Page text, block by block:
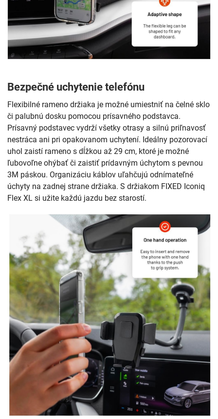
Bezpečné uchytenie telefónu
Flexibilné rameno držiaka je možné umiestniť na čelné sklo
či palubnú dosku pomocou prísavného podstavca.
Prísavný podstavec vydrží všetky otrasy a silnú priľnavosť
nestráca ani pri opakovanom uchytení. Ideálny pozorovací
uhol zaistí rameno s dĺžkou až 29 cm, ktoré je možné
ľubovoľne ohýbať či zaistiť prídavným úchytom s pevnou
3M páskou. Organizáciu káblov uľahčujú odnímateľné
úchyty na zadnej strane držiaka. S držiakom FIXED Iconiq
Flex XL si užite každú jazdu bez starostí.